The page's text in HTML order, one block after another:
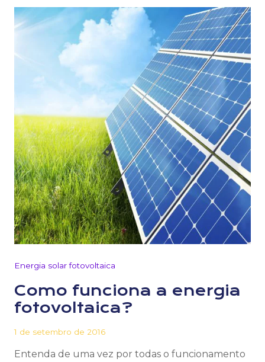
Energia solar fotovoltaica
Como funciona a energia
fotovoltaica?
1 de setembro de 2016
Entenda de uma vez por todas o funcionamento